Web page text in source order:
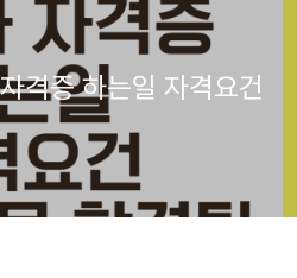
격증 하는일 자격요건